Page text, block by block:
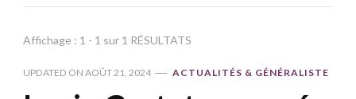
Affichage : 1 - 1 sur 1 RÉSULTATS
UPDATED ON AOÛT 21, 2024 ACTUALITÉS & GÉNÉRALISTE